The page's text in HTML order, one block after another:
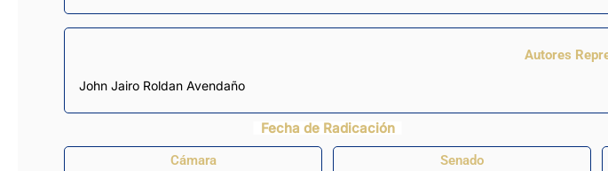
Autores
John Jairo Roldan Avendaño
Fecha de Radicación
Cámara Senado